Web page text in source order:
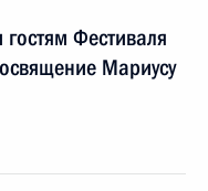
Фестиваля
Мариусу